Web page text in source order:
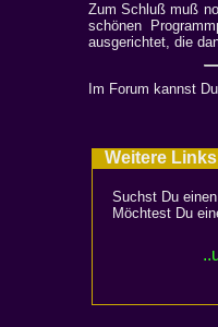
Zum Schluß muß
schönen
ausgerichtet, die
Im Forum kannst
Weitere
Suchst Du
Möchtest Du